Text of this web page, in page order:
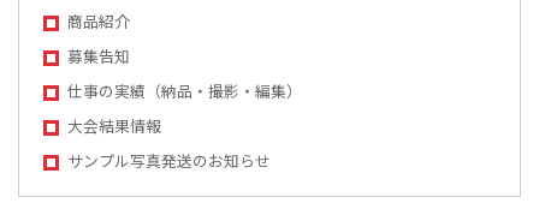
商品紹介
募集告知
仕事の実績（納品・撮影・編集）
大会結果情報
サンプル写真発送のお知らせ